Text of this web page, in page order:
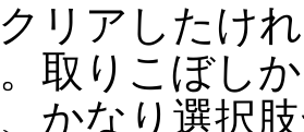
リアしたけれ
取りこぼし
かなり選択